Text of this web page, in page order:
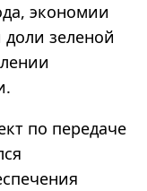
экономии
зеленой
по передаче